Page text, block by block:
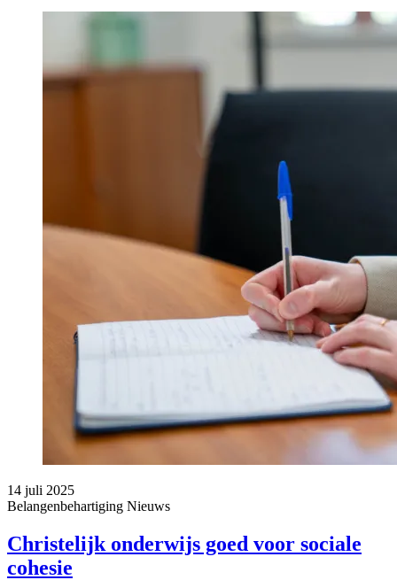
14 juli 2025
Belangenbehartiging Nieuws
Christelijk onderwijs goed voor sociale
cohesie